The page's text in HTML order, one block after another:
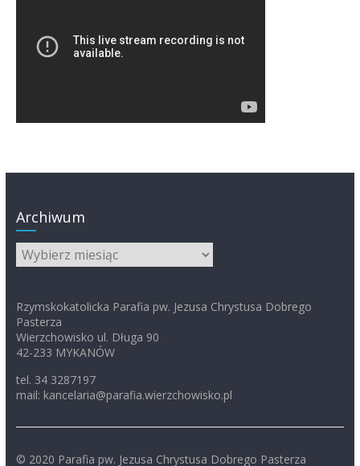
Archiwum
Archiwum
Rzymskokatolicka Parafia pw. Jezusa Chrystusa Dobrego
Pasterza
Wierzchowisko ul. Długa 90
42-233 MYKANÓW
tel. 34 3287197
mail: kancelaria@parafia.wierzchowisko.pl
© 2020 Parafia pw. Jezusa Chrystusa Dobrego Pasterza